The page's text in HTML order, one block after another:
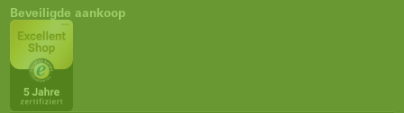
Beveiligde aankoop